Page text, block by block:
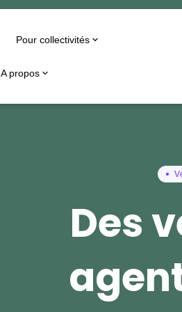
Pour collectivités
A propos
Des